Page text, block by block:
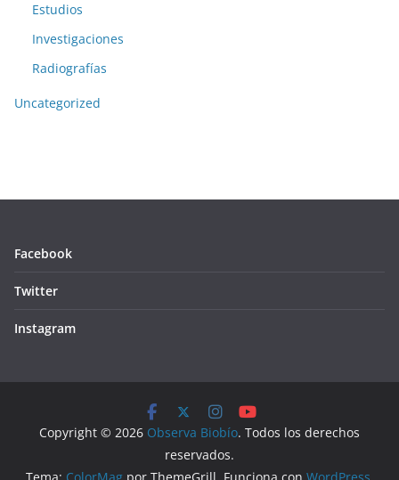
Estudios
Investigaciones
Radiografías
Uncategorized
Facebook
Twitter
Instagram
Copyright © 2026 Observa Biobío. Todos los derechos
reservados.